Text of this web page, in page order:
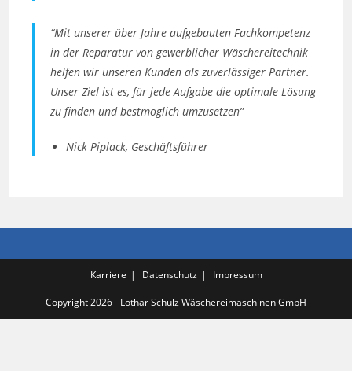
“Mit unserer über Jahre aufgebauten Fachkompetenz
in der Reparatur von gewerblicher Wäschereitechnik
helfen wir unseren Kunden als zuverlässiger Partner.
Unser Ziel ist es, für jede Aufgabe die optimale Lösung
zu finden und bestmöglich umzusetzen”
Nick Piplack, Geschäftsführer
Karriere Datenschutz Impressum
Copyright 2026 - Lothar Schulz Wäschereimaschinen GmbH